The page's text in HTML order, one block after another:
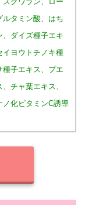
ルタミン酸、はち
ダイズ種子エキ
イヨウトチノキ種
子エキス、プエ
チャ葉エキス、
化ビタミンC誘導